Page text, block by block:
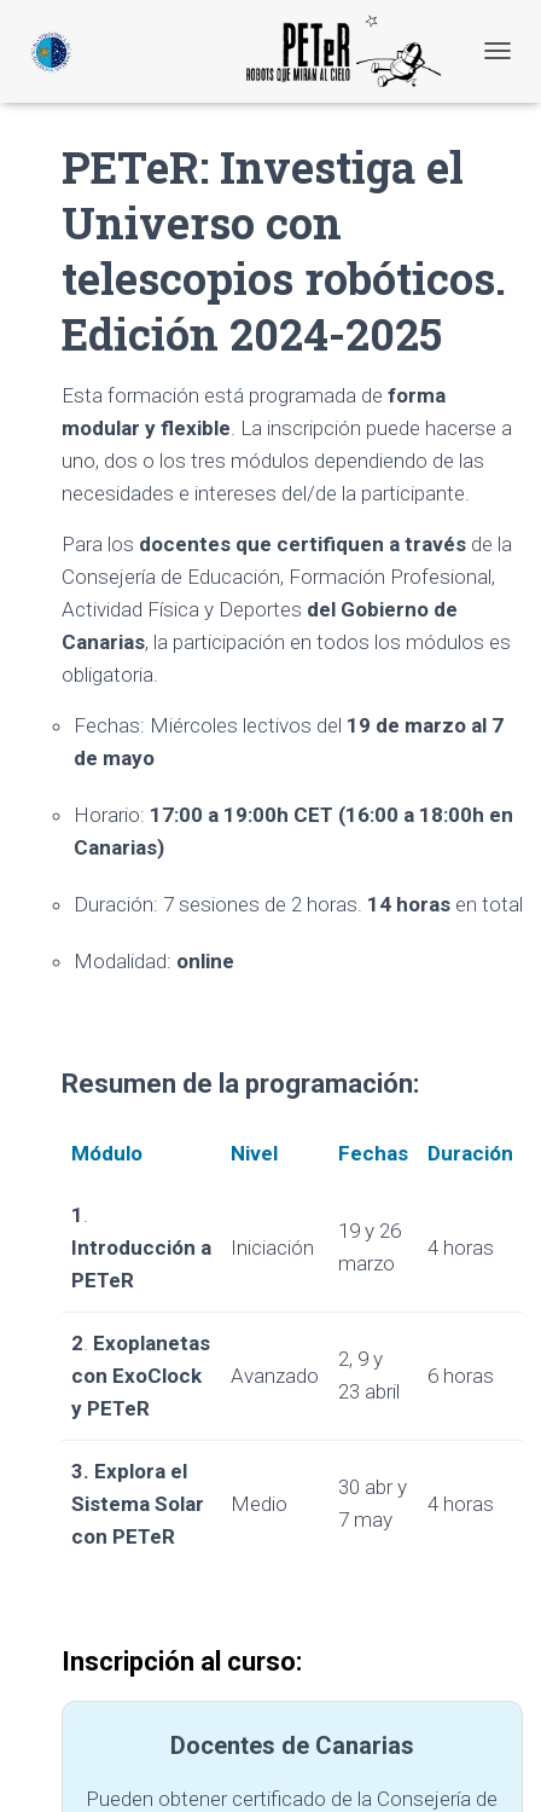
O
E
Ó
PETeR: Investiga el
Universo con
telescopios robóticos.
Edición 2024-2025
Esta formación está programada de forma
modular y flexible . La inscripción puede hacerse a
uno, dos o los tres módulos dependiendo de las
necesidades e intereses del/de la participante.
Para los docentes que certifiquen a través de la
Consejería de Educación, Formación Profesional,
Actividad Física y Deportes del Gobierno de
Canarias, la participación en todos los módulos es
obligatoria.
Fechas: Miércoles lectivos del 19 de marzo al 7
de mayo
Horario: 17:00 a 19:00h CET (16:00 a 18:00h en
Canarias)
Duración: 7 sesiones de 2 horas. 14 horasen total
Modalidad: online
Resumen de la programación:
Módulo Nivel Fechas Duración
1
Introducción a
PETeR
Iniciación
19 y 26
marzo
4 horas
2 Exoplanetas
con ExoClock
y PETeR
Avanzado
2, 9 y
23 abril
6 horas
3. Explora el
Sistema Solar
con PETeR
Medio
30 abr y
7 may
4 horas
Inscripción al curso:
Docentes de Canarias
Pueden obtener certificado de la Consejería de